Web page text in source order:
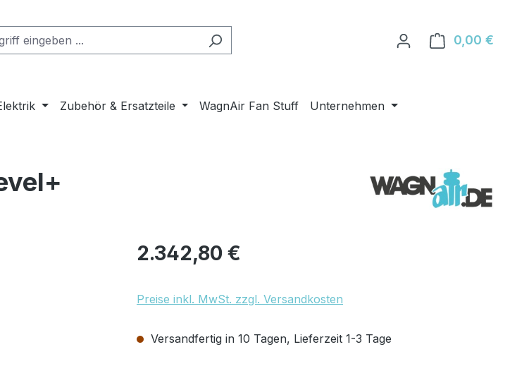
0,00 €
Zubehör & Ersatzteile WagnAir Fan Stuff Unternehmen
Regulärer Preis:
2.342,80 €
Preise inkl. MwSt. zzgl. Versandkosten
Versandfertig in 10 Tagen, Lieferzeit 1-3 Tage